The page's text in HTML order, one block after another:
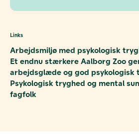
Links
Arbejdsmiljø med psykologisk
Et endnu stærkere Aalborg Zoo
arbejdsglæde og god psykologisk
Psykologisk tryghed og mental
fagfolk